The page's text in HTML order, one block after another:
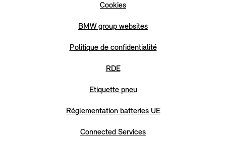
Cookies
BMW group websites
Politique de confidentialité
RDE
Etiquette pneu
Réglementation batteries UE
Connected Services